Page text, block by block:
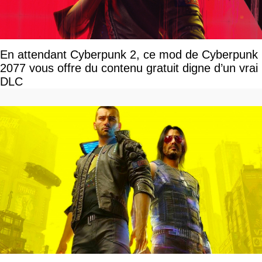
En attendant Cyberpunk 2, ce mod de Cyberpunk
2077 vous offre du contenu gratuit digne d’un vrai
DLC